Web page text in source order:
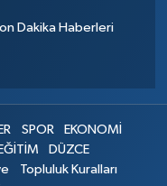
Dakika Haberleri
SPOR
EKONOMİ
EĞİTİM
DÜZCE
Topluluk Kuralları